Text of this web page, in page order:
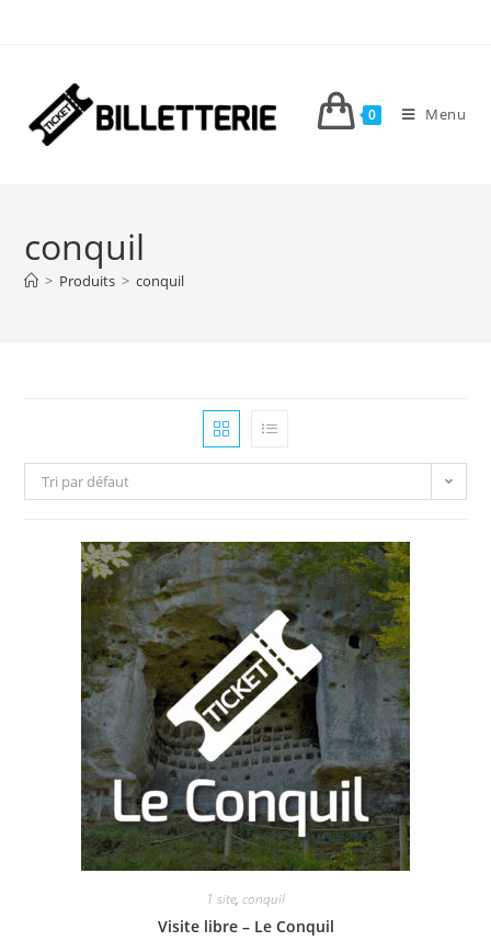
0 Menu
conquil
> Produits > conquil
Tri par défaut
1 site, conquil
Visite libre – Le Conquil